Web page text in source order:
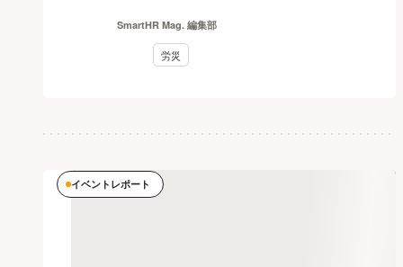
SmartHR Mag. 編集部
労災
イベントレポート